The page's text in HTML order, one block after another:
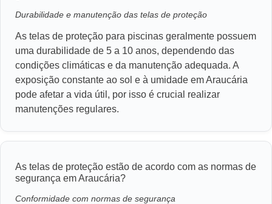
Durabilidade e manutenção das telas de proteção
As telas de proteção para piscinas geralmente possuem
uma durabilidade de 5 a 10 anos, dependendo das
condições climáticas e da manutenção adequada. A
exposição constante ao sol e à umidade em Araucária
pode afetar a vida útil, por isso é crucial realizar
manutenções regulares.
As telas de proteção estão de acordo com as normas de
segurança em Araucária?
Conformidade com normas de segurança